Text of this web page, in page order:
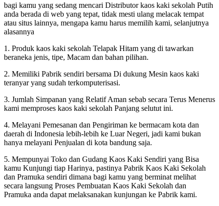
bagi kamu yang sedang mencari Distributor kaos kaki sekolah Putih
anda berada di web yang tepat, tidak mesti ulang melacak tempat
atau situs lainnya, mengapa kamu harus memilih kami, selanjutnya
alasannya
1. Produk kaos kaki sekolah Telapak Hitam yang di tawarkan
beraneka jenis, tipe, Macam dan bahan pilihan.
2. Memiliki Pabrik sendiri bersama Di dukung Mesin kaos kaki
teranyar yang sudah terkomputerisasi.
3. Jumlah Simpanan yang Relatif Aman sebab secara Terus Menerus
kami memproses kaos kaki sekolah Panjang selutut ini.
4. Melayani Pemesanan dan Pengiriman ke bermacam kota dan
daerah di Indonesia lebih-lebih ke Luar Negeri, jadi kami bukan
hanya melayani Penjualan di kota bandung saja.
5. Mempunyai Toko dan Gudang Kaos Kaki Sendiri yang Bisa
kamu Kunjungi tiap Harinya, pastinya Pabrik Kaos Kaki Sekolah
dan Pramuka sendiri dimana bagi kamu yang berminat melihat
secara langsung Proses Pembuatan Kaos Kaki Sekolah dan
Pramuka anda dapat melaksanakan kunjungan ke Pabrik kami.